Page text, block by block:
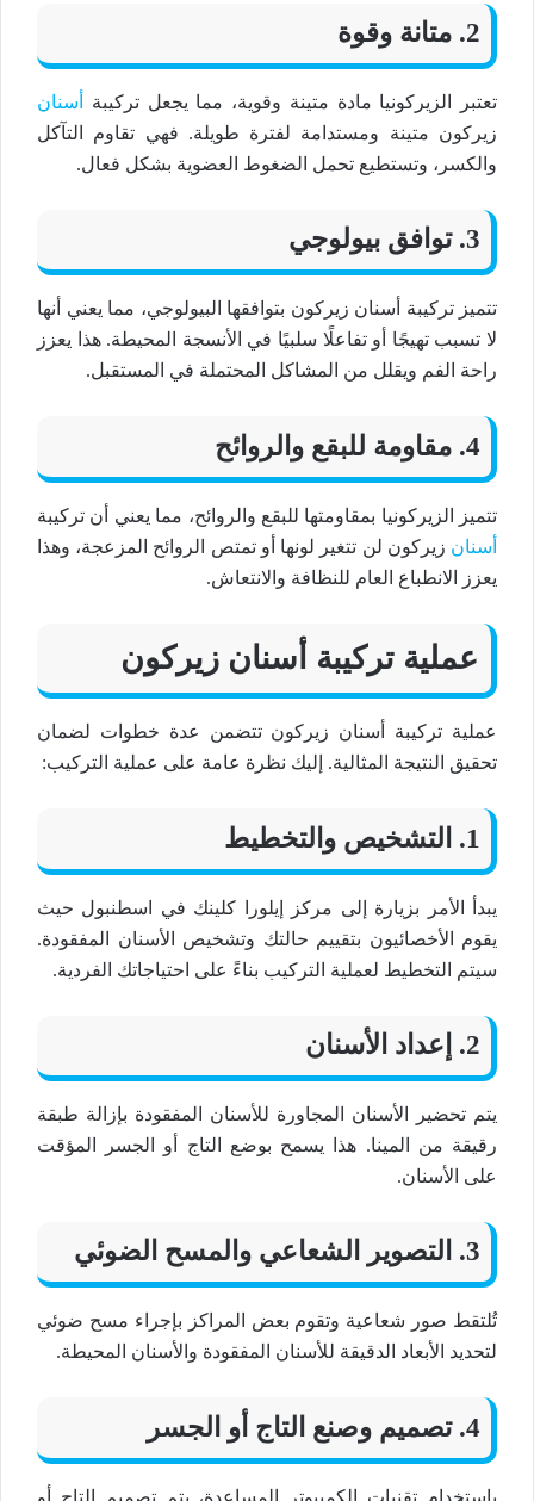
2. متانة وقوة
تعتبر الزيركونيا مادة متينة وقوية، مما يجعل تركيبة
أسنان
زيركون متينة ومستدامة لفترة طويلة. فهي تقاوم التآكل
والكسر، وتستطيع تحمل الضغوط العضوية بشكل فعال.
3. توافق بيولوجي
تتميز تركيبة أسنان زيركون بتوافقها البيولوجي، مما يعني أنها
لا تسبب تهيجًا أو تفاعلًا سلبيًا في الأنسجة المحيطة. هذا يعزز
راحة الفم ويقلل من المشاكل المحتملة في المستقبل.
4. مقاومة للبقع والروائح
تتميز الزيركونيا بمقاومتها للبقع والروائح، مما يعني أن تركيبة
أسنان زيركون لن تتغير لونها أو تمتص الروائح المزعجة، وهذا
يعزز الانطباع العام للنظافة والانتعاش.
عملية تركيبة أسنان زيركون
عملية تركيبة أسنان زيركون تتضمن عدة خطوات لضمان
تحقيق النتيجة المثالية. إليك نظرة عامة على عملية التركيب:
1. التشخيص والتخطيط
يبدأ الأمر بزيارة إلى مركز إيلورا كلينك في اسطنبول حيث
يقوم الأخصائيون بتقييم حالتك وتشخيص الأسنان المفقودة.
سيتم التخطيط لعملية التركيب بناءً على احتياجاتك الفردية.
2. إعداد الأسنان
يتم تحضير الأسنان المجاورة للأسنان المفقودة بإزالة طبقة
رقيقة من المينا. هذا يسمح بوضع التاج أو الجسر المؤقت
على الأسنان.
3. التصوير الشعاعي والمسح الضوئي
تُلتقط صور شعاعية وتقوم بعض المراكز بإجراء مسح ضوئي
لتحديد الأبعاد الدقيقة للأسنان المفقودة والأسنان المحيطة.
4. تصميم وصنع التاج أو الجسر
باستخدام تقنيات الكمبيوتر المساعدة، يتم تصميم التاج أو